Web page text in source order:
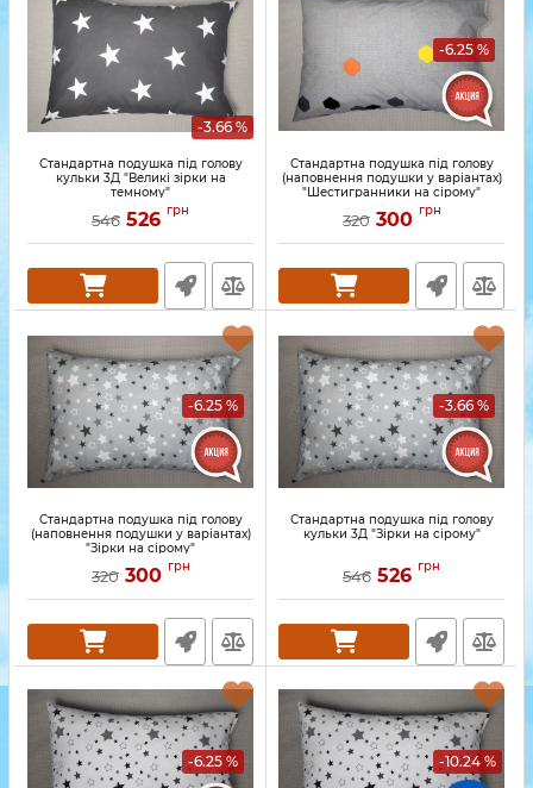
-3.66 %
Стандартна подушка під голову
кульки 3Д "Великі зірки на
темному"
546 526 грн
-6.25 %
Стандартна подушка під голову
(наповнення подушки у варіантах)
"Шестигранники на сірому"
320 300 грн
-6.25 %
Стандартна подушка під голову
(наповнення подушки у варіантах)
"Зірки на сірому"
320 300 грн
-3.66 %
Стандартна подушка під голову
кульки 3Д "Зірки на сірому"
546 526 грн
-6.25 % -10.24 %